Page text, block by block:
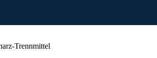
Trennmittel